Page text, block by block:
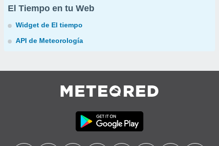
El Tiempo en tu Web
Widget de El tiempo
API de Meteorología